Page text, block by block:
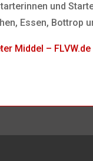
und
Essen, Bottrop
Middel – FLVW.de